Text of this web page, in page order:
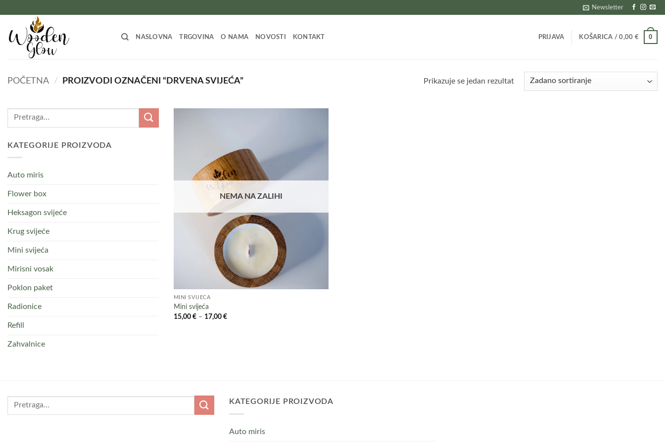
content
Newsletter
NASLOVNA TRGOVINA O NAMA NOVOSTI KONTAKT PRIJAVA KOŠARICA /0,00 € 0
POČETNA / PROIZVODI OZNAČENI “DRVENA SVIJEĆA” Prikazuje se jedan rezultat
Pretraži:
KATEGORIJE PROIZVODA
Auto miris
Flower box
Heksagon svijeće
Krug svijeće
Mini svijeća
Mirisni vosak
Poklon paket
Radionice
Refill
Zahvalnice
NEMA NA ZALIHI
MINI SVIJEĆA
Mini svijeća
15,00 € – 17,00 €Raspon
KATEGORIJE PROIZVODA
Auto miris